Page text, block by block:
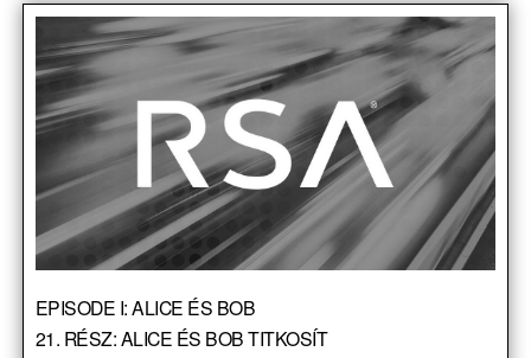
EPISODE I: ALICE ÉS BOB
21. RÉSZ: ALICE ÉS BOB TITKOSÍT